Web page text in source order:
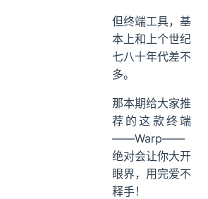
但终端工具，基
本上和上个世纪
七八十年代差不
多。
那本期给大家推
荐的这款终端
——Warp——
绝对会让你大开
眼界，用完爱不
释手！